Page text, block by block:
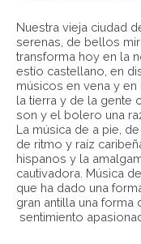
Nuestra vieja ciudad
serenas, de bellos
transforma hoy en la
estío castellano, en
músicos en vena y
la tierra y de la gente
son y el bolero una
La música de a pie,
de ritmo y raíz
hispanos y la
cautivadora. Música
que ha dado una
gran antilla una
sentimiento